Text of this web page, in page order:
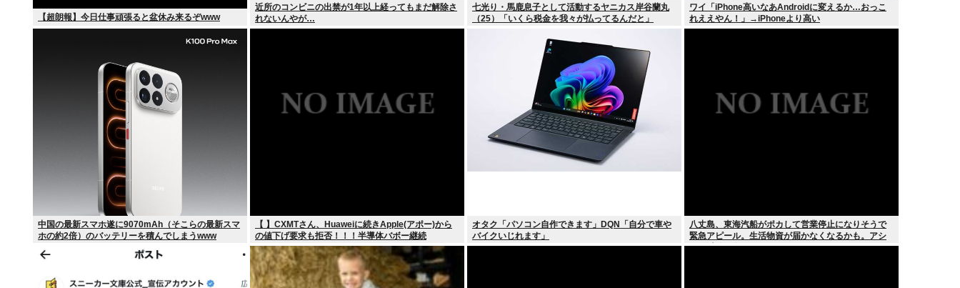
【超朗報】今日仕事頑張ると盆休み来るぞwww
近所のコンビニの出禁が1年以上経ってもまだ解除さ
れないんやが…
七光り・馬鹿息子として活動するヤニカス岸谷蘭丸
（25）「いくら税金を我々が払ってるんだと」
ワイ「iPhone高いなあAndroidに変えるか…おっこ
れええやん！」→iPhoneより高い
中国の最新スマホ遂に9070mAh（そこらの最新スマ
ホの約2倍）のバッテリーを積んでしまうwww
【 】CXMTさん、Huaweiに続きApple(アポー)から
の値下げ要求も拒否！！！半導体バボー継続
へ！！！
オタク「パソコン自作できます」DQN「自分で車や
バイクいじれます」
八丈島、東海汽船がポカして営業停止になりそうで
緊急アピール。生活物資が届かなくなるかも。アシ
タバ以外に食うものがねえ